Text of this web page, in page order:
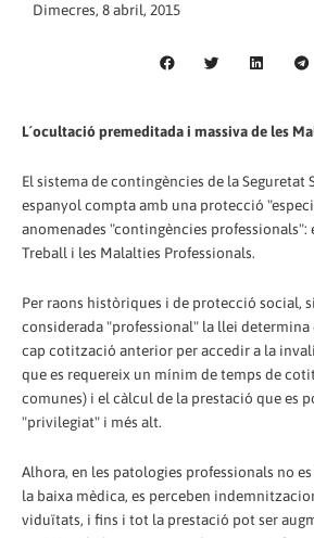
Dimecres, 8 abril, 2015
L´ocultació premeditada i massiva de les
El sistema de contingències de la Seguretat
espanyol compta amb una protecció
anomenades "contingències professionals":
Treball i les Malalties Professionals.
Per raons històriques i de protecció social,
considerada "professional" la llei determina
cap cotització anterior per accedir a la
que es requereix un mínim de temps de
comunes) i el càlcul de la prestació que es
"privilegiat" i més alt.
Alhora, en les patologies professionals no
la baixa mèdica, es perceben
viduïtats, i fins i tot la prestació pot ser